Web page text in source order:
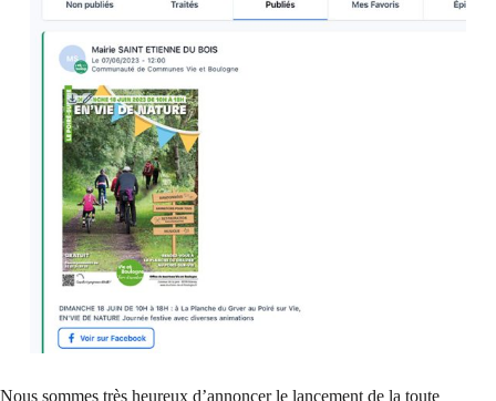
Nous sommes très heureux d’annoncer le lancement de la toute